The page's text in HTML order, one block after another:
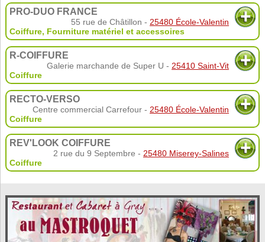
PRO-DUO FRANCE
55 rue de Châtillon - 25480 École-Valentin
Coiffure, Fourniture matériel et accessoires
R-COIFFURE
Galerie marchande de Super U - 25410 Saint-Vit
Coiffure
RECTO-VERSO
Centre commercial Carrefour - 25480 École-Valentin
Coiffure
REV'LOOK COIFFURE
2 rue du 9 Septembre - 25480 Miserey-Salines
Coiffure